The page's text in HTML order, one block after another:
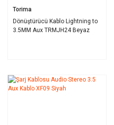
Torima
Dönüştürücü Kablo Lightning to
3.5MM Aux TRMJH24 Beyaz